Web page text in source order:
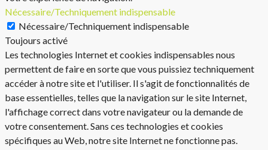
Nécessaire/Techniquement indispensable
Nécessaire/Techniquement indispensable
Toujours activé
Les technologies Internet et cookies indispensables nous
permettent de faire en sorte que vous puissiez techniquement
accéder à notre site et l'utiliser. Il s'agit de fonctionnalités de
base essentielles, telles que la navigation sur le site Internet,
l'affichage correct dans votre navigateur ou la demande de
votre consentement. Sans ces technologies et cookies
spécifiques au Web, notre site Internet ne fonctionne pas.